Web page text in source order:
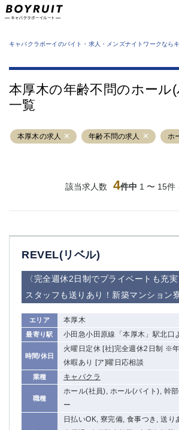
業種から探す
運営者情報
サイトマップ
キャバクラボーイのバイト・求人・メンズナイトワークなら
本厚木の年齢不問のホール
一覧
本厚木の求人 年齢不問の求人 ホ
該当求人数 4件中 1 〜 15件
REVEL(リベル)
〈完全週休2日制でプライベートも充
スタッフも送りあり！新築マンション
エリア 本厚木
最寄り駅 小田急小田原線「本厚木」駅北
時間/休日
火曜日定休 [社]完全週休2日制 ※
休暇あり [ア]曜日応相談
業種 キャバクラ
職種
ホール(社員), ホール(バイト), 幹
ー
日払いOK, 寮完備, 食事つき, 送り
六本木
池袋
渋谷
大和
立川
①六本木 ②西麻布
赤坂
高円寺
蒲田東口
多摩センター
立川（南口）
浜松町
西葛西
葛西
府中
中目黒
ひばりヶ丘（北口）
吉祥寺（南口／公園口） 小作・羽村・福
自由が丘
錦糸町南口